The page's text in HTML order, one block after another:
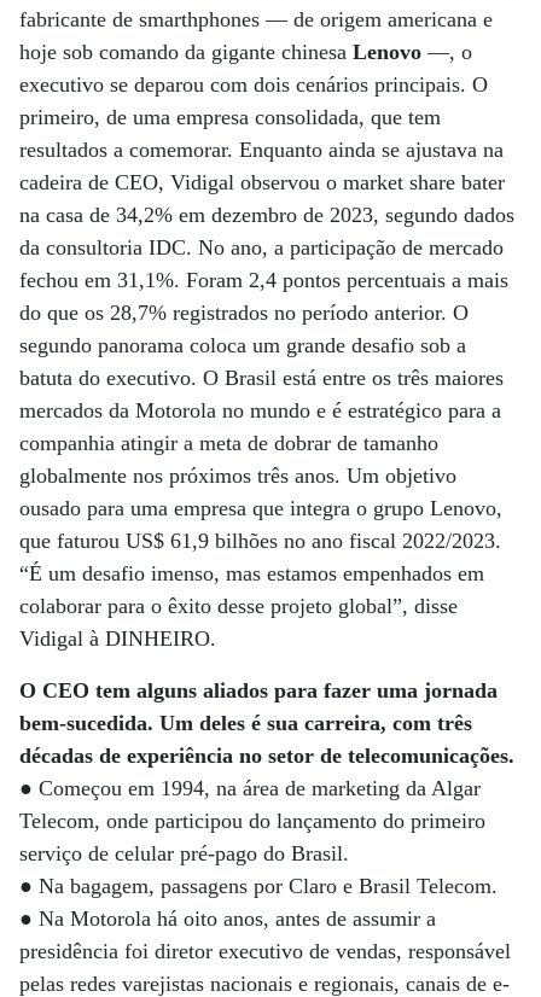
fabricante de smarthphones — de origem americana e
hoje sob comando da gigante chinesa Lenovo —, o
executivo se deparou com dois cenários principais. O
primeiro, de uma empresa consolidada, que tem
resultados a comemorar. Enquanto ainda se ajustava na
cadeira de CEO, Vidigal observou o market share bater
na casa de 34,2% em dezembro de 2023, segundo dados
da consultoria IDC. No ano, a participação de mercado
fechou em 31,1%. Foram 2,4 pontos percentuais a mais
do que os 28,7% registrados no período anterior. O
segundo panorama coloca um grande desafio sob a
batuta do executivo. O Brasil está entre os três maiores
mercados da Motorola no mundo e é estratégico para a
companhia atingir a meta de dobrar de tamanho
globalmente nos próximos três anos. Um objetivo
ousado para uma empresa que integra o grupo Lenovo,
que faturou US$ 61,9 bilhões no ano fiscal 2022/2023.
“É um desafio imenso, mas estamos empenhados em
colaborar para o êxito desse projeto global”, disse
Vidigal à DINHEIRO.
O CEO tem alguns aliados para fazer uma jornada
bem-sucedida. Um deles é sua carreira, com três
décadas de experiência no setor de telecomunicações.
● Começou em 1994, na área de marketing da Algar
Telecom, onde participou do lançamento do primeiro
serviço de celular pré-pago do Brasil.
● Na bagagem, passagens por Claro e Brasil Telecom.
● Na Motorola há oito anos, antes de assumir a
presidência foi diretor executivo de vendas, responsável
pelas redes varejistas nacionais e regionais, canais de e-